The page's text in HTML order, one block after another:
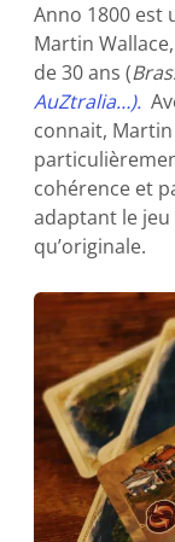
Anno 1800 est
Martin
de 30 ans (
AuZtralia…).
connait,
cohérence et
adaptant le
qu’originale.